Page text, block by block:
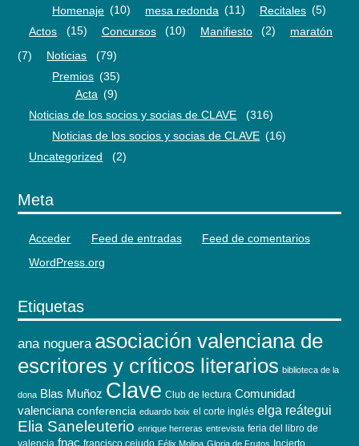
Homenaje (10) mesa redonda (11) Recitales (5)
Actos
(15) Concursos (10) Manifiesto (2)
maratón
(7)
Noticias
(79)
Premios (35)
Acta (9)
Noticias de los socios y socias de CLAVE
(316)
Noticias de los socios y socias de CLAVE (16)
Uncategorized
(2)
Meta
Acceder Feed de entradas
Feed de comentarios
WordPress.org
Etiquetas
ana noguera asociación valenciana de
escritores y críticos literarios biblioteca de la
dona Blas Muñoz Clave Club de lectura Comunidad
valenciana conferencia eduardo boix el corte inglés elga reátegui
Elia Saneleuterio enrique herreras entrevista feria del libro de
valencia fnac francisco cejudo Félix Molina Gloria de Frutos Incierto